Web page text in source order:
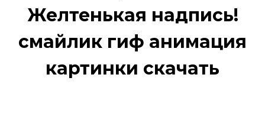
Желтенькая надпись!
смайлик гиф анимация
картинки скачать